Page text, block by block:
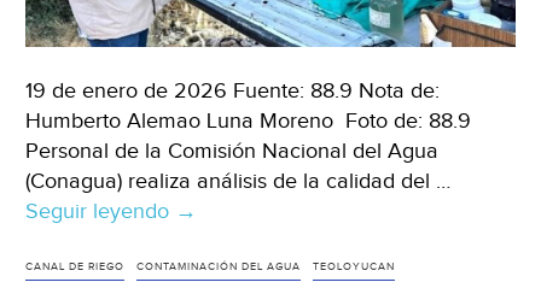
19 de enero de 2026 Fuente: 88.9 Nota de:
Humberto Alemao Luna Moreno Foto de: 88.9
Personal de la Comisión Nacional del Agua
(Conagua) realiza análisis de la calidad del …
Seguir leyendo Edomex.-
analiza
→
CANAL DE RIEGO CONTAMINACIÓN DEL AGUA TEOLOYUCAN